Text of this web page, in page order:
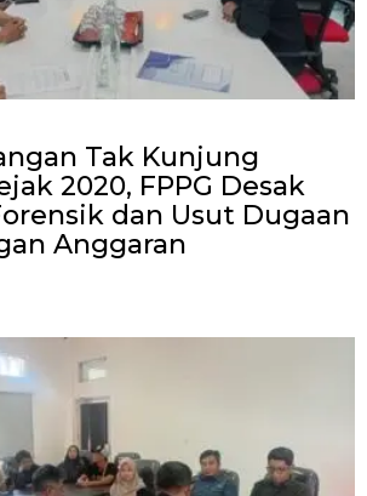
Tak Kunjung
2020, FPPG Desak
dan Usut Dugaan
Anggaran